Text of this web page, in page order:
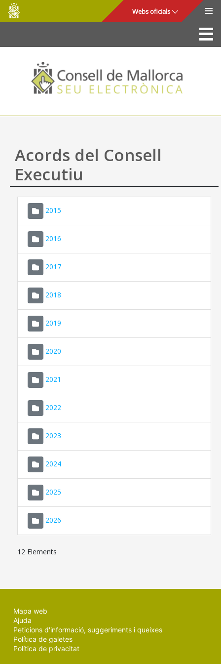
Salta al contingut principal
Consell
de
Mallorca
Webs oficials
La Seu
Consell de Mallorca
Accés i seguretat
Utilitats
Ajuda
Acords del Consell
Executiu
2015
2016
2017
2018
2019
2020
2021
2022
2023
2024
2025
2026
12 Elements
Mapa web
Ajuda
Peticions d'informació, suggeriments i queixes
Política de galetes
Política de privacitat